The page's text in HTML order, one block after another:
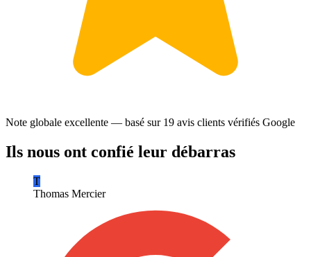
Note globale excellente — basé sur 19 avis clients vérifiés Google
Ils nous ont confié leur débarras
T
Thomas Mercier